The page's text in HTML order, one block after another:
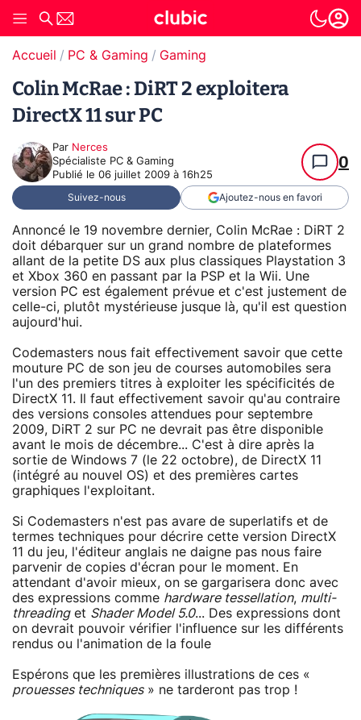
Accueil PC & Gaming Gaming
Colin McRae : DiRT 2 exploitera
DirectX 11 sur PC
Par Nerces
Spécialiste PC & Gaming
Publié le 06 juillet 2009 à 16h25
0
Suivez-nous Ajoutez-nous en favori
Annoncé le 19 novembre dernier, Colin McRae : DiRT 2
doit débarquer sur un grand nombre de plateformes
allant de la petite DS aux plus classiques Playstation 3
et Xbox 360 en passant par la PSP et la Wii. Une
version PC est également prévue et c'est justement de
celle-ci, plutôt mystérieuse jusque là, qu'il est question
aujourd'hui.
Codemasters nous fait effectivement savoir que cette
mouture PC de son jeu de courses automobiles sera
l'un des premiers titres à exploiter les spécificités de
DirectX 11. Il faut effectivement savoir qu'au contraire
des versions consoles attendues pour septembre
2009, DiRT 2 sur PC ne devrait pas être disponible
avant le mois de décembre... C'est à dire après la
sortie de Windows 7 (le 22 octobre), de DirectX 11
(intégré au nouvel OS) et des premières cartes
graphiques l'exploitant.
Si Codemasters n'est pas avare de superlatifs et de
termes techniques pour décrire cette version DirectX
11 du jeu, l'éditeur anglais ne daigne pas nous faire
parvenir de copies d'écran pour le moment. En
attendant d'avoir mieux, on se gargarisera donc avec
des expressions comme hardware tessellation, multi-
threadinget Shader Model 5.0... Des expressions dont
on devrait pouvoir vérifier l'influence sur les différents
rendus ou l'animation de la foule
Espérons que les premières illustrations de ces «
prouesses techniques» ne tarderont pas trop !